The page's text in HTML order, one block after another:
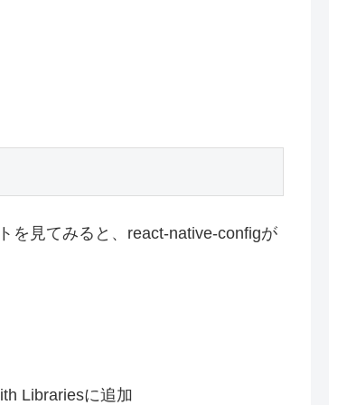
を見てみると、react-native-configが
Librariesに追加